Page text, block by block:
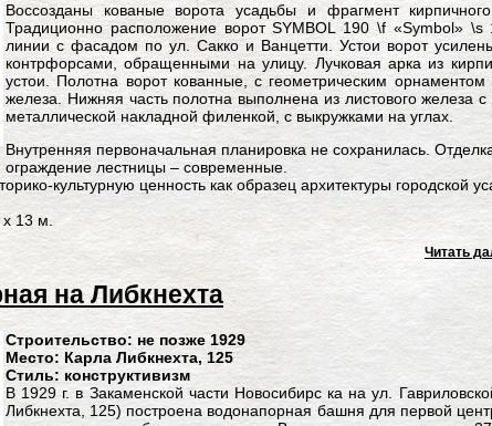
Воссозданы кованые ворота усадьбы и фрагмент
Традиционно расположение ворот SYMBOL 190 \f «Symbol» \s
линии с фасадом по ул. Сакко и Ванцетти. Устои ворот
контрфорсами, обращенными на улицу. Лучковая арка из
устои. Полотна ворот кованные, с геометрическим орнаментом
железа. Нижняя часть полотна выполнена из листового железа с
металлической накладной филенкой, с выкружками на углах.
Внутренняя первоначальная планировка не сохранилась.
ограждение лестницы – современные.
культурную ценность как образец архитектуры городской
13 м.
Читать
на Либкнехта
Строительство: не позже 1929
Место: Карла Либкнехта, 125
Стиль: конструктивизм
В 1929 г. в Закаменской части Новосибирс ка на ул.
Либкнехта, 125) построена водонапорная башня для первой